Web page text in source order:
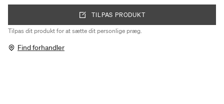
TILPAS PRODUKT
Tilpas dit produkt for at sætte dit personlige præg.
Find forhandler